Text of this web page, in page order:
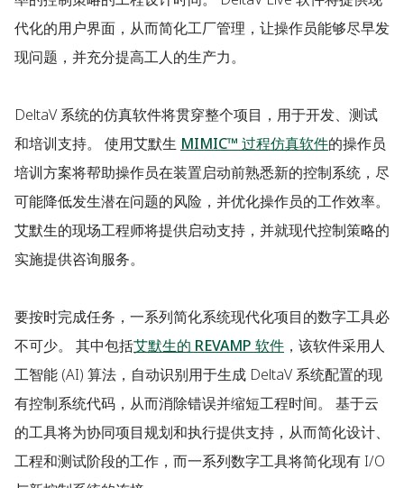
代化的用户界面，从而简化工厂管理，让操作员能够尽早发
现问题，并充分提高工人的生产力。
DeltaV 系统的仿真软件将贯穿整个项目，用于开发、测试
和培训支持。 使用艾默生 MIMIC™ 过程仿真软件的操作员
培训方案将帮助操作员在装置启动前熟悉新的控制系统，尽
可能降低发生潜在问题的风险，并优化操作员的工作效率。
艾默生的现场工程师将提供启动支持，并就现代控制策略的
实施提供咨询服务。
要按时完成任务，一系列简化系统现代化项目的数字工具必
不可少。 其中包括艾默生的 REVAMP 软件 ，该软件采用人
工智能 (AI) 算法，自动识别用于生成 DeltaV 系统配置的现
有控制系统代码，从而消除错误并缩短工程时间。 基于云
的工具将为协同项目规划和执行提供支持，从而简化设计、
工程和测试阶段的工作，而一系列数字工具将简化现有 I/O